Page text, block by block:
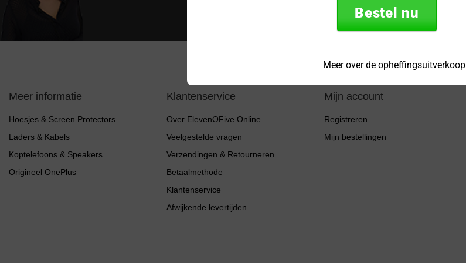
Meer informatie
Hoesjes & Screen Protectors
Laders & Kabels
Koptelefoons & Speakers
Origineel OnePlus
Klantenservice
Over ElevenOFive Online
Veelgestelde vragen
Verzendingen & Retourneren
Betaalmethode
Klantenservice
Afwijkende levertijden
Mijn account
Registreren
Mijn bestellingen
Bestel nu
Meer over de opheffingsuitverkoop